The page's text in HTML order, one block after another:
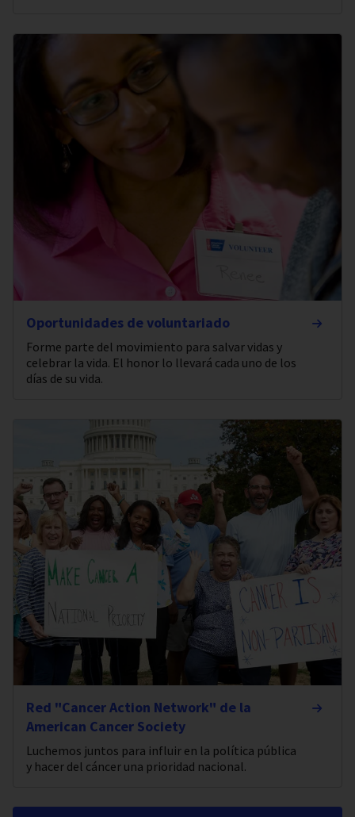
Oportunidades de voluntariado
Forme parte del movimiento para salvar vidas y
celebrar la vida. El honor lo llevará cada uno de los
días de su vida.
Red "Cancer Action Network" de la
American Cancer Society
Luchemos juntos para influir en la política pública
y hacer del cáncer una prioridad nacional.